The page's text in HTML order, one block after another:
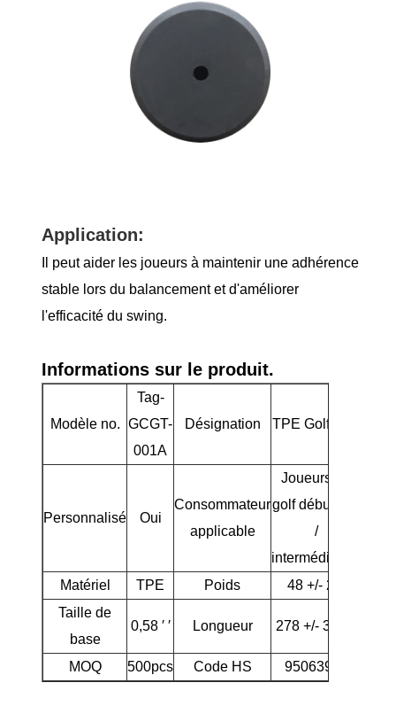
Application:
Il peut aider les joueurs à maintenir une adhérence
stable lors du balancement et d'améliorer
l'efficacité du swing.
Informations sur le produit.
Modèle no.
Tag-
GCGT-
001A
Désignation TPE Golf Grip
Personnalisé Oui
Consommateur
applicable
Joueurs de
golf débutants
/
intermédiaires
Matériel
TPE Poids
48 +/- 2G
Taille de
base
0,58 ′ ′ Longueur 278 +/- 3 mm
MOQ 500pcs Code HS 95063900